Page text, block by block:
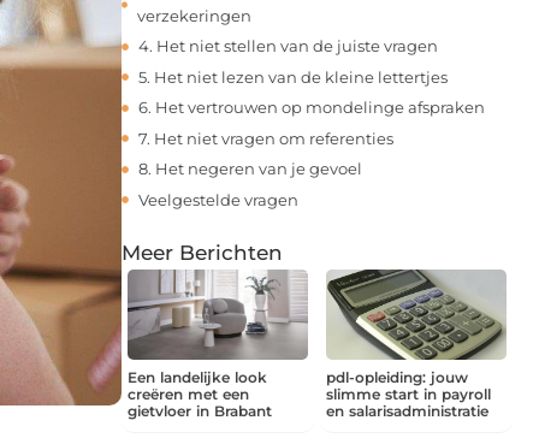
verzekeringen
4. Het niet stellen van de juiste vragen
5. Het niet lezen van de kleine lettertjes
6. Het vertrouwen op mondelinge afspraken
7. Het niet vragen om referenties
8. Het negeren van je gevoel
Veelgestelde vragen
Meer Berichten
Een landelijke look
creëren met een
gietvloer in Brabant
pdl-opleiding: jouw
slimme start in payroll
en salarisadministratie